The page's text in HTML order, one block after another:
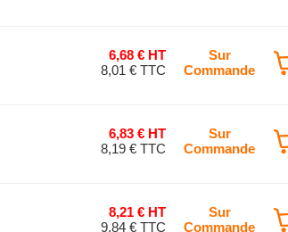
6,68 € HT
8,01 € TTC
Sur
Commande
6,83 € HT
8,19 € TTC
Sur
Commande
8,21 € HT
9,84 € TTC
Sur
Commande